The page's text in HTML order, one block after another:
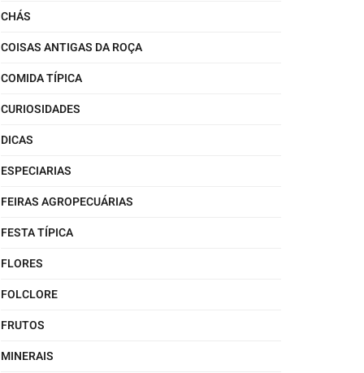
CHÁS
COISAS ANTIGAS DA ROÇA
COMIDA TÍPICA
CURIOSIDADES
DICAS
ESPECIARIAS
FEIRAS AGROPECUÁRIAS
FESTA TÍPICA
FLORES
FOLCLORE
FRUTOS
MINERAIS